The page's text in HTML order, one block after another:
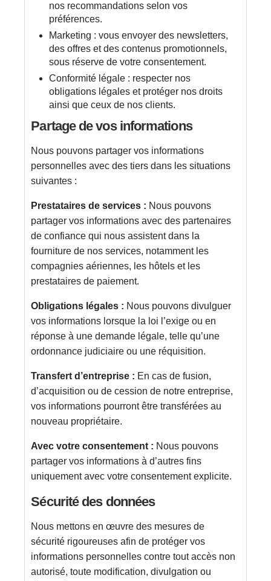
nos recommandations selon vos
préférences.
Marketing : vous envoyer des newsletters,
des offres et des contenus promotionnels,
sous réserve de votre consentement.
Conformité légale : respecter nos
obligations légales et protéger nos droits
ainsi que ceux de nos clients.
Partage de vos informations
Nous pouvons partager vos informations
personnelles avec des tiers dans les situations
suivantes :
Prestataires de services : Nous pouvons
partager vos informations avec des partenaires
de confiance qui nous assistent dans la
fourniture de nos services, notamment les
compagnies aériennes, les hôtels et les
prestataires de paiement.
Obligations légales : Nous pouvons divulguer
vos informations lorsque la loi l’exige ou en
réponse à une demande légale, telle qu’une
ordonnance judiciaire ou une réquisition.
Transfert d’entreprise : En cas de fusion,
d’acquisition ou de cession de notre entreprise,
vos informations pourront être transférées au
nouveau propriétaire.
Avec votre consentement : Nous pouvons
partager vos informations à d’autres fins
uniquement avec votre consentement explicite.
Sécurité des données
Nous mettons en œuvre des mesures de
sécurité rigoureuses afin de protéger vos
informations personnelles contre tout accès non
autorisé, toute modification, divulgation ou